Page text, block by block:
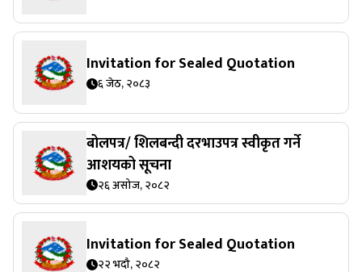
Invitation for Sealed Quotation
६ जेठ, २०८३
बोलपत्र/ शिलबन्दी दरभाउपत्र स्वीकृत गर्ने
आशयको सूचना
२६ असोज, २०८२
Invitation for Sealed Quotation
२२ भदौ, २०८२